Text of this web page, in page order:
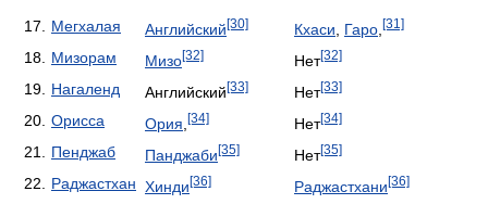
17. Мегхалая Английский[30] Кхаси Гаро [31]
18. Мизорам Мизо[32] Нет[32]
19. Нагаленд Английский[33] Нет[33]
20. Орисса Ория [34] Нет[34]
21. Пенджаб Панджаби[35] Нет[35]
22. Раджастхан Хинди[36] Раджастхани[36]